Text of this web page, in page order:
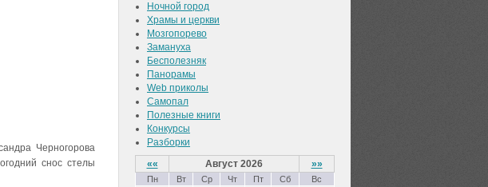
Черногорова
снос стелы
Ночной город
Храмы и церкви
Мозгопорево
Замануха
Бесполезняк
Панорамы
Web приколы
Самопал
Полезные книги
Конкурсы
Разборки
««
Август 2026 »»
Пн Вт Ср Чт Пт Сб
Вс